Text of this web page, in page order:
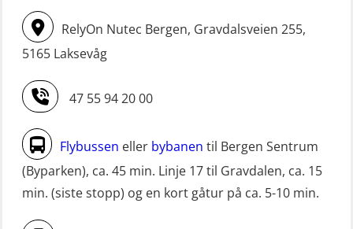
Livbåtfører FF1200 repetisjon
simulator (OSE161)
Livbåtfører Sliskelivbåt grunnkurs
m/E-læring (OSEBLE006)
Livbåtfører fritt fall FF48 repetisjon
(OSE1471)
Livbåtfører grunnkurs m/E-læring
(MSE113)
STCW oppgradering for
dekksoffiserer uten fartstid 66 t
(MBS124)
STCW oppgradering for
maskinoffiserer uten fartstid 66 t
(MBS125)
Sikkerhetskurs for ansatte på
oppdrettsanlegg (LBS100)
RelyOn Nutec Bergen, Gravdalsveien 255,
5165 Laksevåg
47 55 94 20 00
Flybussen eller bybanen til Bergen Sentrum
(Byparken), ca. 45 min. Linje 17 til Gravdalen, ca. 15
min. (siste stopp) og en kort gåtur på ca. 5-10 min.